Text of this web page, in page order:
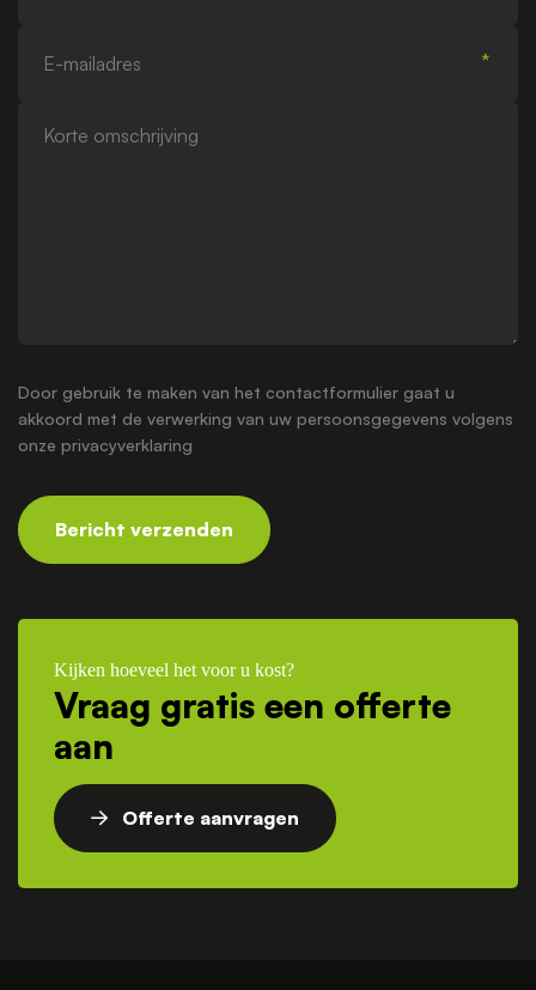
mailadres
omschrijving
Door gebruik te maken van het contactformulier gaat u
akkoord met de verwerking van uw persoonsgegevens volgens
onze privacyverklaring
Bericht verzenden
Kijken hoeveel het voor u kost?
Vraag gratis een offerte
aan
Offerte aanvragen